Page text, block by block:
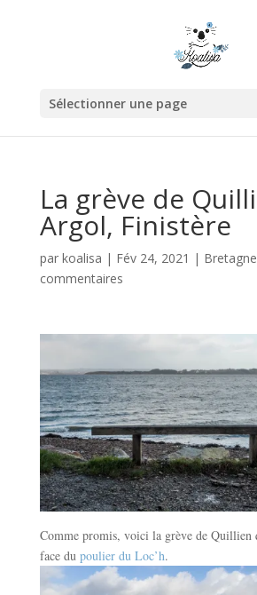
Sélectionner une page
La grève de
Argol, Finistère
par koalisa | Fév 24, 2021 | Bretagne
commentaires
Comme promis, voici la grève de Quillien
face du poulier du Loc’h.